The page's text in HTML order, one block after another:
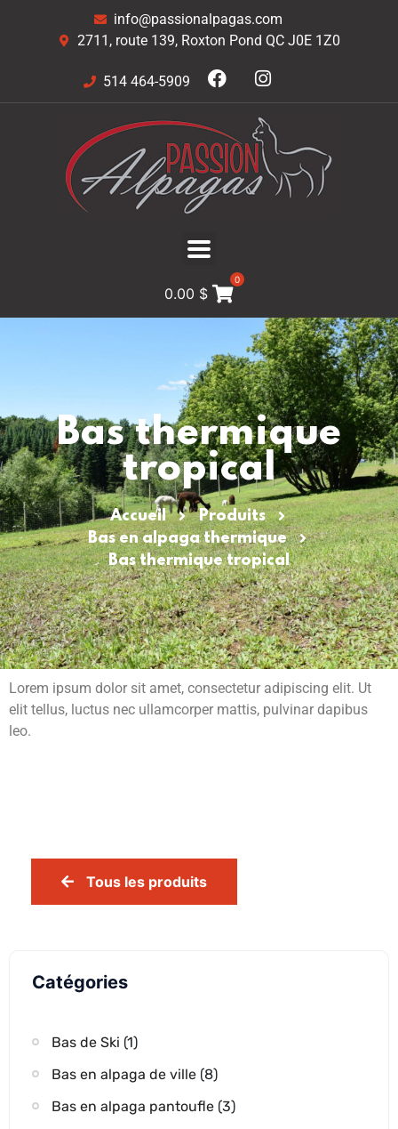
info@passionalpagas.com
2711, route 139, Roxton Pond QC J0E 1Z0
514 464-5909
0.00 $
0
Bas thermique
tropical
Accueil
Produits
Bas en alpaga thermique
Bas thermique tropical
Lorem ipsum dolor sit amet, consectetur adipiscing elit. Ut
elit tellus, luctus nec ullamcorper mattis, pulvinar dapibus
leo.
Tous les produits
Catégories
Bas de Ski (1)
Bas en alpaga de ville (8)
Bas en alpaga pantoufle (3)